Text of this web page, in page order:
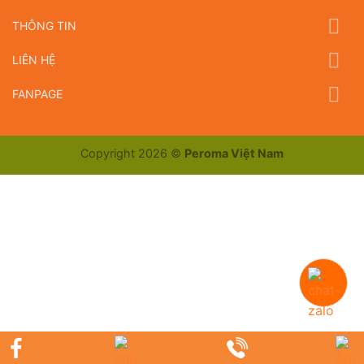
THÔNG TIN
LIÊN HỆ
FANPAGE
Copyright 2026 © Peroma Việt Nam